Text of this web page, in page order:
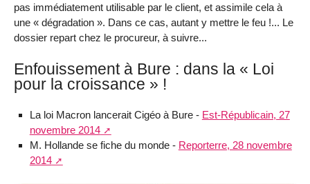
pas immédiatement utilisable par le client, et assimile cela à
une « dégradation ». Dans ce cas, autant y mettre le feu !... Le
dossier repart chez le procureur, à suivre...
Enfouissement à Bure : dans la « Loi
pour la croissance » !
La loi Macron lancerait Cigéo à Bure - Est-Républicain, 27
novembre 2014
M. Hollande se fiche du monde - Reporterre, 28 novembre
2014